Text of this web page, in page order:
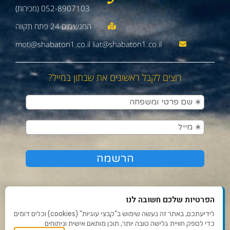
052-8907103 (מכירות)
moti@shabaton1.co.il liat@shabaton1.co.il
רוצים לקבל ראשונים את שבתון במייל?
תנאי שימוש ומדיניות פרטיות
הפרטיות שלכם חשובה לנו
לידיעתכם, באתר זה נעשה שימוש ב"קבצי עוגיות" (cookies) וכלים דומים
כדי לספק חוויית גלישה טובה יותר, תוכן מותאם אישית וניתוחים